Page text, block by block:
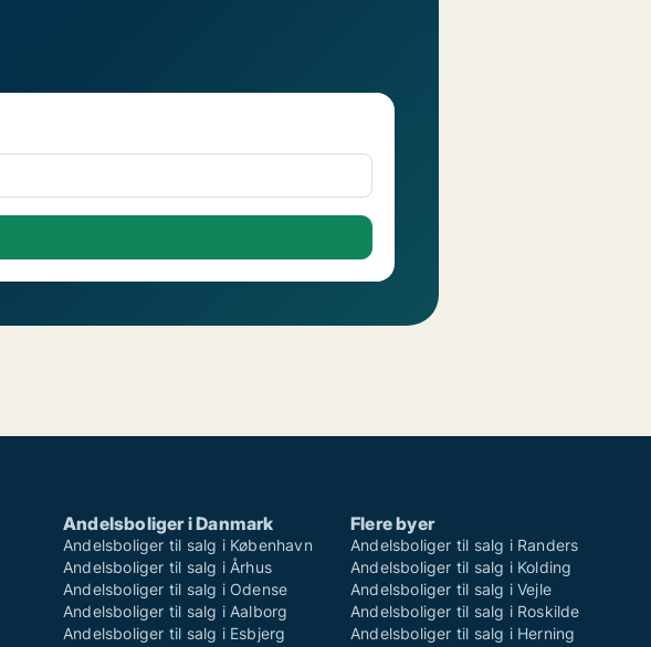
Andelsboliger i Danmark
Andelsboliger til salg i København
Andelsboliger til salg i Århus
Andelsboliger til salg i Odense
Andelsboliger til salg i Aalborg
Andelsboliger til salg i Esbjerg
Flere byer
Andelsboliger til salg i Randers
Andelsboliger til salg i Kolding
Andelsboliger til salg i Vejle
Andelsboliger til salg i Roskilde
Andelsboliger til salg i Herning